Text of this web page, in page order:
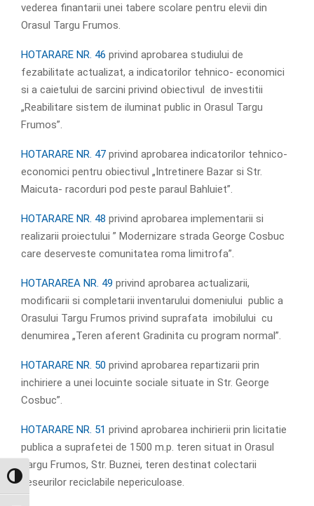
GLISOR NIVEL CONTRAST
vederea finantarii unei tabere scolare pentru elevii din
Orasul Targu Frumos.
HOTARARE NR. 46 privind aprobarea studiului de
fezabilitate actualizat, a indicatorilor tehnico- economici
si a caietului de sarcini privind obiectivul de investitii
„Reabilitare sistem de iluminat public in Orasul Targu
Frumos”.
HOTARARE NR. 47 privind aprobarea indicatorilor tehnico-
economici pentru obiectivul „Intretinere Bazar si Str.
Maicuta- racorduri pod peste paraul Bahluiet”.
HOTARARE NR. 48 privind aprobarea implementarii si
realizarii proiectului ” Modernizare strada George Cosbuc
care deserveste comunitatea roma limitrofa”.
HOTARAREA NR. 49 privind aprobarea actualizarii,
modificarii si completarii inventarului domeniului public a
Orasului Targu Frumos privind suprafata imobilului cu
denumirea „Teren aferent Gradinita cu program normal”.
HOTARARE NR. 50 privind aprobarea repartizarii prin
inchiriere a unei locuinte sociale situate in Str. George
Cosbuc”.
HOTARARE NR. 51 privind aprobarea inchirierii prin licitatie
publica a suprafetei de 1500 m.p. teren situat in Orasul
Targu Frumos, Str. Buznei, teren destinat colectarii
deseurilor reciclabile nepericuloase.